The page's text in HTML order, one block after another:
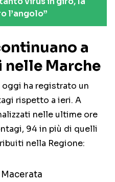
l’angolo”
a
Marche
oggi ha registrato un
rispetto a ieri. A
nelle ultime ore
94 in più di quelli
nella Regione: